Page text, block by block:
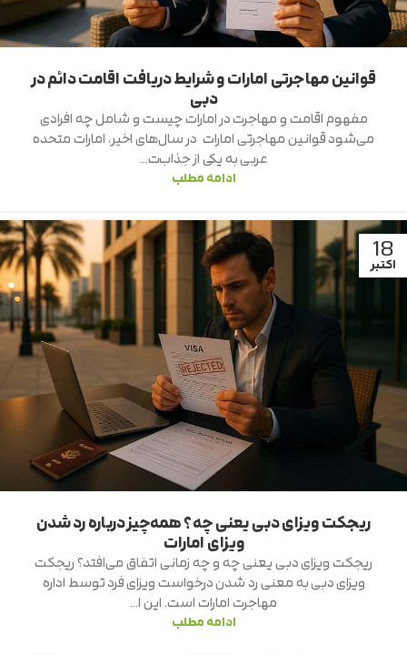
قوانین مهاجرتی امارات و شرایط دریافت اقامت دائم در
دبی
مفهوم اقامت و مهاجرت در امارات چیست و شامل چه افرادی
می‌شود قوانین مهاجرتی امارات در سال‌های اخیر، امارات متحده
عربی به یکی از جذاب‌ت...
ادامه مطلب
18
اکتبر
ریجکت ویزای دبی یعنی چه؟ همه‌چیز درباره رد شدن
ویزای امارات
ریجکت ویزای دبی یعنی چه و چه زمانی اتفاق می‌افتد؟ ریجکت
ویزای دبی به معنی رد شدن درخواست ویزای فرد توسط اداره
مهاجرت امارات است. این ا...
ادامه مطلب